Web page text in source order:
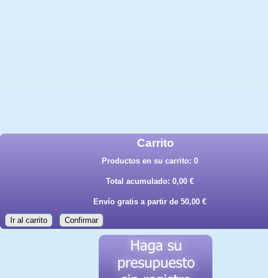
Carrito
Productos en su carrito: 0
Total acumulado: 0,00 €
Envío gratis a partir de 50,00 €
Ir al carrito Confirmar